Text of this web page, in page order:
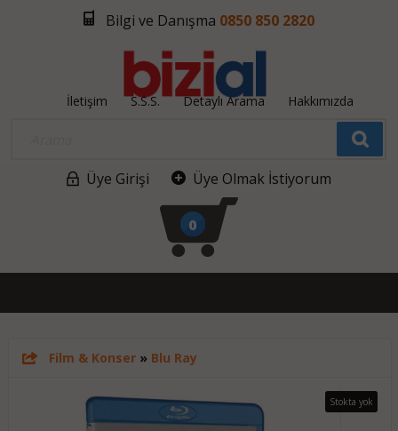
Bilgi ve Danışma 0850 850 2820
İletişim S.S.S. Detaylı Arama Hakkımızda
Üye Girişi Üye Olmak İstiyorum
0
Film & Konser» Blu Ray
Stokta yok